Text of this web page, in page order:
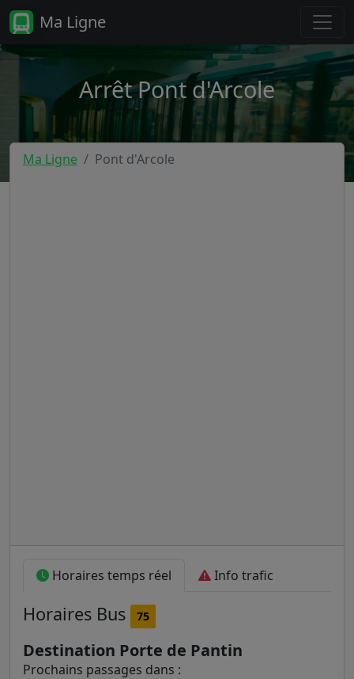
Ma Ligne
Arrêt Pont d'Arcole
Ma Ligne Pont d'Arcole
Horaires temps réel Info trafic
Horaires Bus 75
Destination Porte de Pantin
Prochains passages dans :